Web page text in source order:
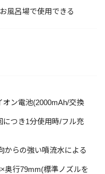
風呂場で使用できる
ン電池(2000mAh/交換
つき1分使用時/フル充
からの強い噴流水による
奥行79mm(標準ノズルを